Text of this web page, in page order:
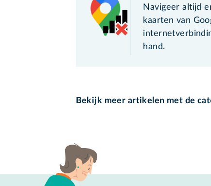
Navigeer altijd
kaarten van
hand.
Bekijk meer artikelen met de